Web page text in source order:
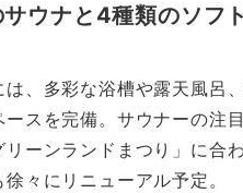
ウナと4種類のソフ
、多彩な浴槽や露天風呂
スを完備。サウナーの注
ーンランドまつり」に合
々にリニューアル予定。